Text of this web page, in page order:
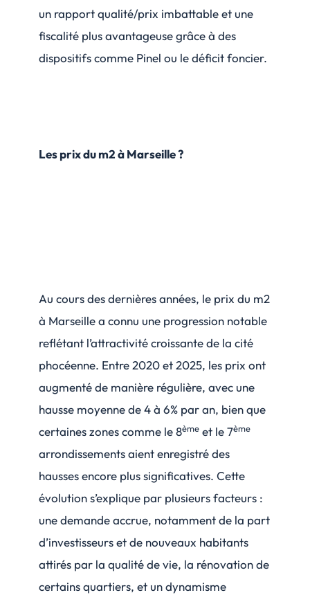
un rapport qualité/prix imbattable et une
fiscalité plus avantageuse grâce à des
dispositifs comme Pinel ou le déficit foncier.
Les prix du m2 à Marseille ?
Au cours des dernières années, le prix du m2
à Marseille a connu une progression notable
reflétant l’attractivité croissante de la cité
phocéenne. Entre 2020 et 2025, les prix ont
augmenté de manière régulière, avec une
hausse moyenne de 4 à 6% par an, bien que
certaines zones comme le 8ème et le 7ème
arrondissements aient enregistré des
hausses encore plus significatives. Cette
évolution s’explique par plusieurs facteurs :
une demande accrue, notamment de la part
d’investisseurs et de nouveaux habitants
attirés par la qualité de vie, la rénovation de
certains quartiers, et un dynamisme